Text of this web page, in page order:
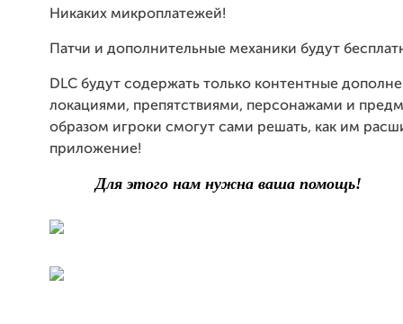
Никаких микроплатежей!
Патчи и дополнительные механики будут
DLC будут содержать только контентные
локациями, препятствиями, персонажами и
образом игроки смогут сами решать, как им
приложение!
Для этого нам нужна ваша помощь!